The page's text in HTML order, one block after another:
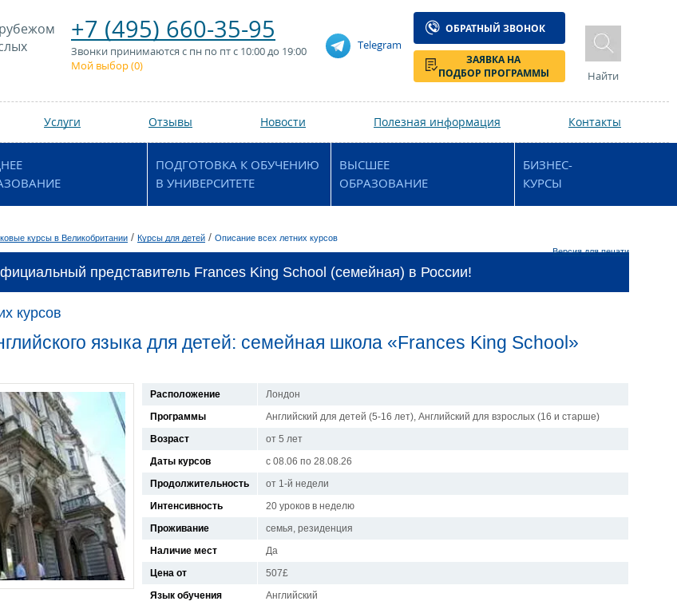
+7 (495) 660-35-95
Звонки принимаются с пн по пт с 10:00 до 19:00
Мой выбор (0)
Telegram
ОБРАТНЫЙ ЗВОНОК
ЗАЯВКА НА
ПОДБОР ПРОГРАММЫ
Найти
Услуги Отзывы Новости Полезная информация Контакты
ПОДГОТОВКА К ОБУЧЕНИЮ
В УНИВЕРСИТЕТЕ
ВЫСШЕЕ
ОБРАЗОВАНИЕ
БИЗНЕС-
КУРСЫ
курсы в Великобритании / Курсы для детей / Описание всех летних курсов
Версия для печати
представитель Frances King School (семейная) в России!
курсов
языка для детей: семейная школа «Frances King School»
Расположение
Лондон
Программы
Английский для детей (5-16 лет), Английский для взрослых (16 и старше)
Возраст
от 5 лет
Даты курсов
с 08.06 по 28.08.26
Продолжительность
от 1-й недели
Интенсивность
20 уроков в неделю
Проживание
семья, резиденция
Наличие мест
Да
Цена от
507£
Язык обучения
Английский